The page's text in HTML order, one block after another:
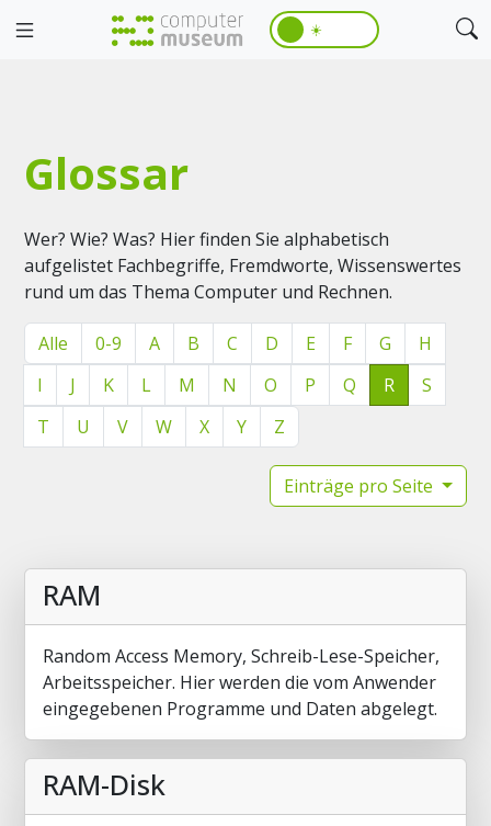
☀️
Glossar
Wer? Wie? Was? Hier finden Sie alphabetisch
aufgelistet Fachbegriffe, Fremdworte, Wissenswertes
rund um das Thema Computer und Rechnen.
Alle 0-9 A B C D E F G
H
I
J K L M N O P Q R
S
T
U V W X Y Z
Einträge pro Seite
RAM
Random Access Memory, Schreib-Lese-Speicher,
Arbeitsspeicher. Hier werden die vom Anwender
eingegebenen Programme und Daten abgelegt.
RAM-Disk